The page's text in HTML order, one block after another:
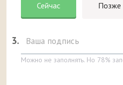
Сейчас Позже
3.
Можно не заполнять. Но 78%